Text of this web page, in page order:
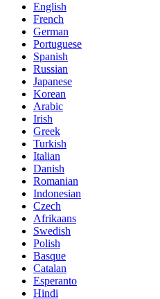
English
French
German
Portuguese
Spanish
Russian
Japanese
Korean
Arabic
Irish
Greek
Turkish
Italian
Danish
Romanian
Indonesian
Czech
Afrikaans
Swedish
Polish
Basque
Catalan
Esperanto
Hindi